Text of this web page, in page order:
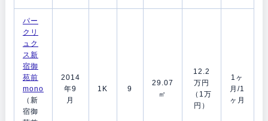
パー
クリ
ュク
ス新
宿御
苑前
mono
（新
宿御
2014
年9
月
1K 9
29.07
㎡
12.2
万円
（1万
円）
1ヶ
月/1
ヶ月